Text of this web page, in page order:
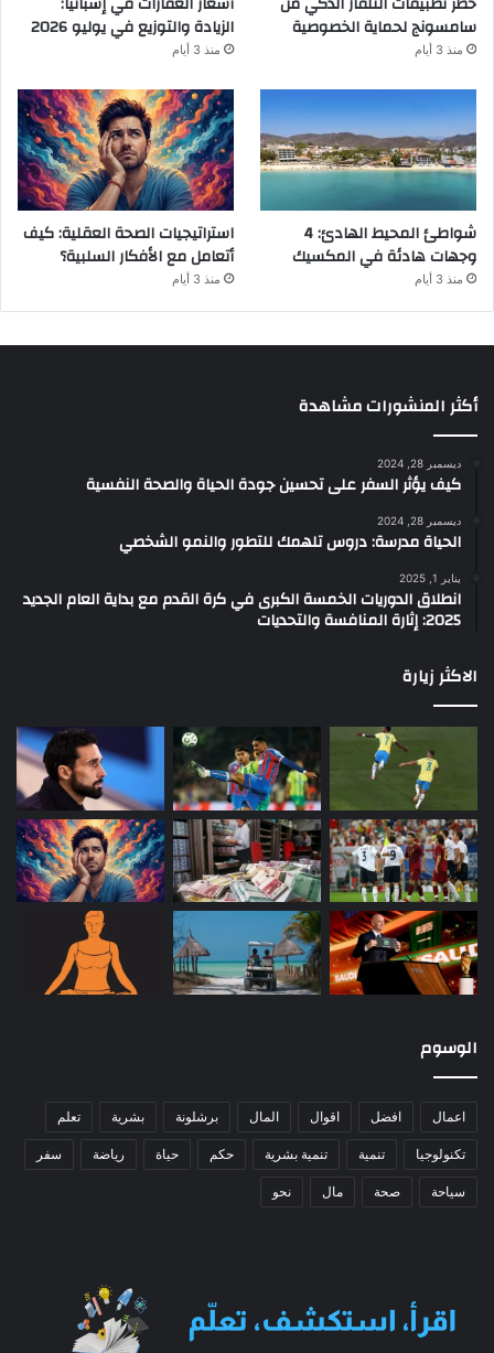
سامسونج لحماية الخصوصية
منذ 3 أيام
الزيادة والتوزيع في يوليو 2026
منذ 3 أيام
شواطئ المحيط الهادئ: 4
وجهات هادئة في المكسيك
منذ 3 أيام
استراتيجيات الصحة العقلية: كيف
أتعامل مع الأفكار السلبية؟
منذ 3 أيام
أكثر المنشورات مشاهدة
ديسمبر 28, 2024
كيف يؤثر السفر على تحسين جودة الحياة والصحة النفسية
ديسمبر 28, 2024
الحياة مدرسة: دروس تلهمك للتطور والنمو الشخصي
يناير 1, 2025
انطلاق الدوريات الخمسة الكبرى في كرة القدم مع بداية العام الجديد
2025: إثارة المنافسة والتحديات
الاكثر زيارة
الوسوم
اعمال افضل اقوال المال برشلونة بشرية تعلم
تكنولوجيا تنمية تنمية بشرية حكم حياة رياضة سفر
سياحة صحة مال نحو